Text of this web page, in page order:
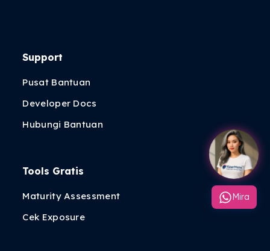
Support
Pusat Bantuan
Developer Docs
Hubungi Bantuan
Tools Gratis
Maturity Assessment
Cek Exposure
Mira